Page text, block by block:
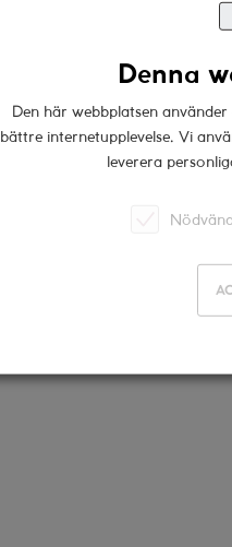
wine &
Denna
Den här webbplatsen
bättre internetupplevelse. Vi
leverera